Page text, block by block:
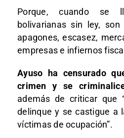
Porque, cuando se
bolivarianas sin ley,
apagones, escasez,
empresas e infiernos
Ayuso ha censurado
crimen y se
además de criticar que
delinque y se castigue a
víctimas de ocupación”.